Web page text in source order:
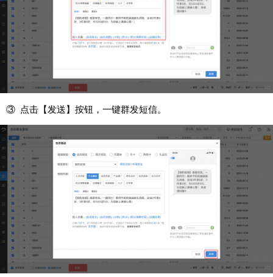
③ 点击【发送】按钮，一键群发短信。